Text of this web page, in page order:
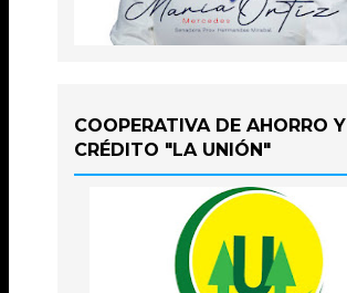
COOPERATIVA DE AHORRO Y
CRÉDITO "LA UNIÓN"